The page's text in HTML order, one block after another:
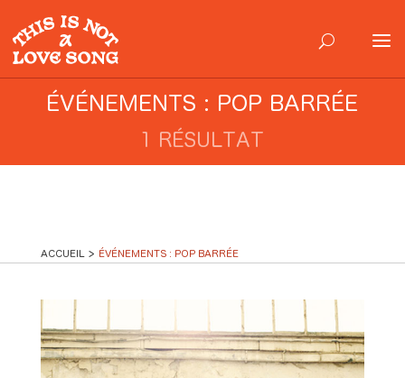
ÉVÉNEMENTS : POP BARRÉE
1 RÉSULTAT
ACCUEIL ÉVÉNEMENTS : POP BARRÉE